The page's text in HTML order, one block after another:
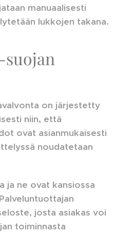
manuaalisesti
lukkojen takana.
on järjestetty
niin, että
ovat asianmukaisesti
noudatetaan
ja ne ovat kansiossa
josta asiakas voi
toiminnasta